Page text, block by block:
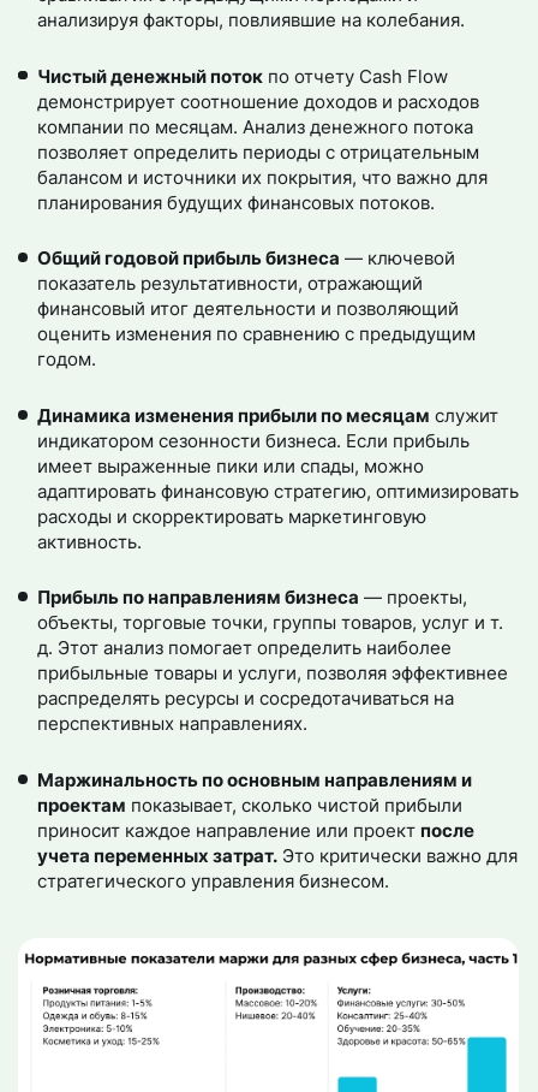
анализируя факторы, повлиявшие на колебания.
Чистый денежный потокпо отчету Cash Flow
демонстрирует соотношение доходов и расходов
компании по месяцам. Анализ денежного потока
позволяет определить периоды с отрицательным
балансом и источники их покрытия, что важно для
планирования будущих финансовых потоков.
Общий годовой прибыль бизнеса — ключевой
показатель результативности, отражающий
финансовый итог деятельности и позволяющий
оценить изменения по сравнению с предыдущим
годом.
Динамика изменения прибыли по месяцам служит
индикатором сезонности бизнеса. Если прибыль
имеет выраженные пики или спады, можно
адаптировать финансовую стратегию, оптимизировать
расходы и скорректировать маркетинговую
активность.
Прибыль по направлениям бизнеса — проекты,
объекты, торговые точки, группы товаров, услуг и т.
д. Этот анализ помогает определить наиболее
прибыльные товары и услуги, позволяя эффективнее
распределять ресурсы и сосредотачиваться на
перспективных направлениях.
Маржинальность по основным направлениям и
проектам показывает, сколько чистой прибыли
приносит каждое направление или проект после
учета переменных затрат.Это критически важно для
стратегического управления бизнесом.